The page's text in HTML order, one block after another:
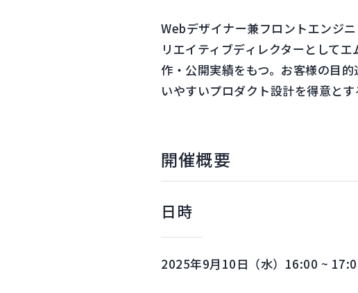
Webデザイナー兼フロントエンジ
リエイティブディレクターとして
作・公開実績をもつ。お客様の目
いやすいプロダクト設計を得意と
開催概要
日時
2025年9月10日（水）16:00 ~